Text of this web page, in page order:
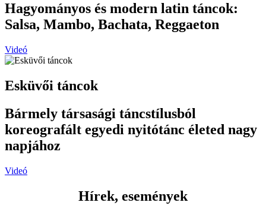
Hagyományos és modern latin táncok:
Salsa, Mambo, Bachata, Reggaeton
Videó
Esküvői táncok
Bármely társasági táncstílusból
koreografált egyedi nyitótánc életed nagy
napjához
Videó
Hírek, események